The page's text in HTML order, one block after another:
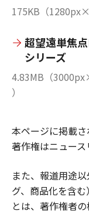
175KB（
超望遠単焦
シリーズ
4.83MB（
）
本ページに掲載
著作権はニュース
また、報道用途
グ、商品化を含
とは、著作権者の